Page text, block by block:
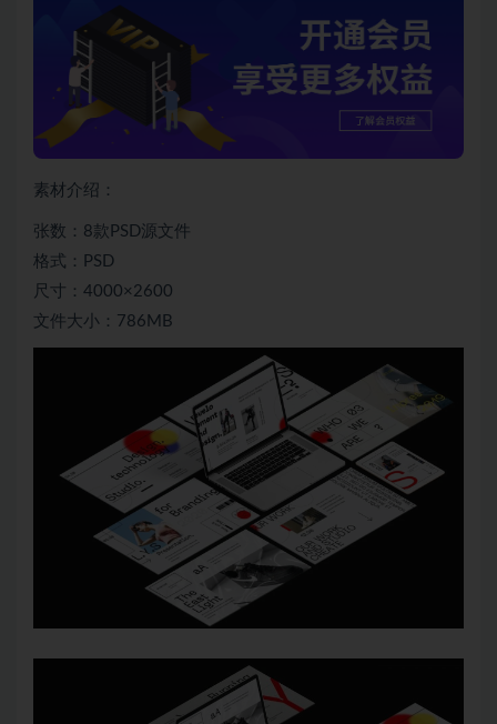
素材介绍：
张数：8款PSD源文件
格式：PSD
尺寸：4000×2600
文件大小：786MB